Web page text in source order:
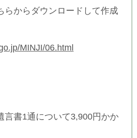
らからダウンロードして作成
MINJI/06.html
言書1通について3,900円かか